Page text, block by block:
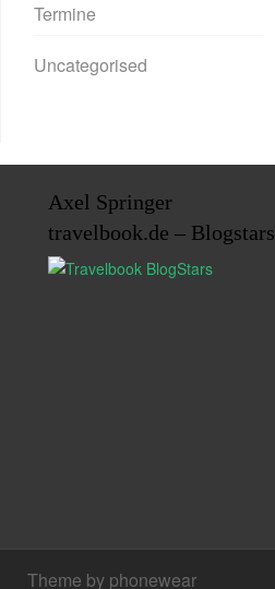
Termine
Uncategorised
Axel Springer
travelbook.de – Blogstars
Theme by phonewear